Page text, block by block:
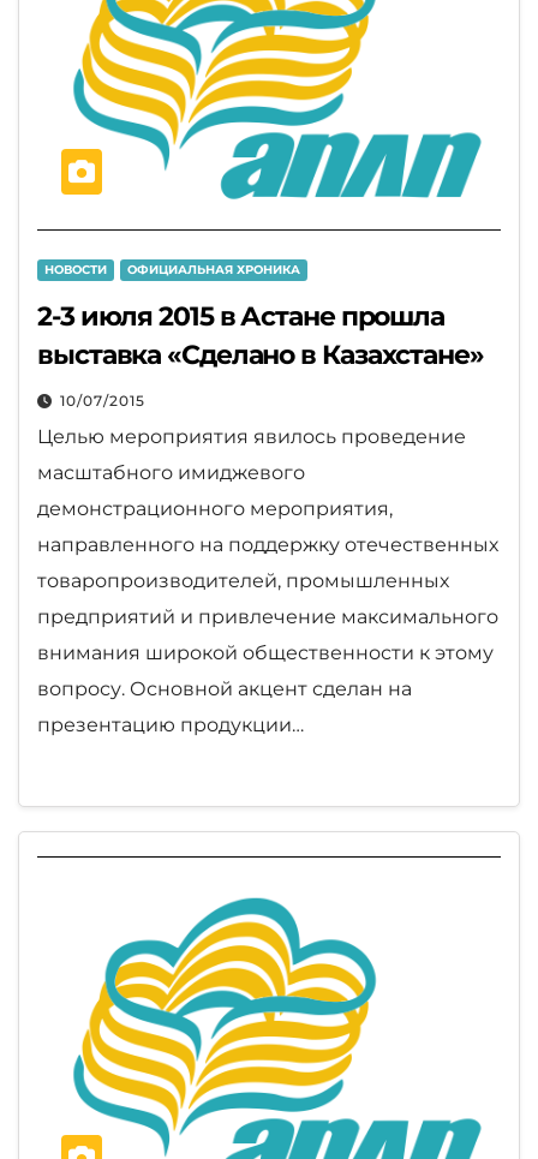
НОВОСТИ ОФИЦИАЛЬНАЯ ХРОНИКА
2-3 июля 2015 в Астане прошла
выставка «Сделано в Казахстане»
10/07/2015
Целью мероприятия явилось проведение
масштабного имиджевого
демонстрационного мероприятия,
направленного на поддержку отечественных
товаропроизводителей, промышленных
предприятий и привлечение максимального
внимания широкой общественности к этому
вопросу. Основной акцент сделан на
презентацию продукции…